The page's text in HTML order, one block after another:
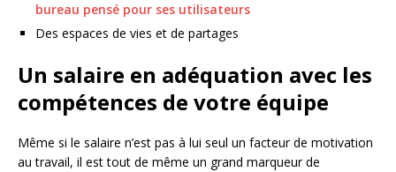
bureau pensé pour ses utilisateurs
Des espaces de vies et de partages
Un salaire en adéquation avec les
compétences de votre équipe
Même si le salaire n’est pas à lui seul un facteur de motivation
au travail, il est tout de même un grand marqueur de